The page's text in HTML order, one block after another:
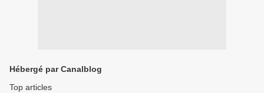
Hébergé par Canalblog
Top articles